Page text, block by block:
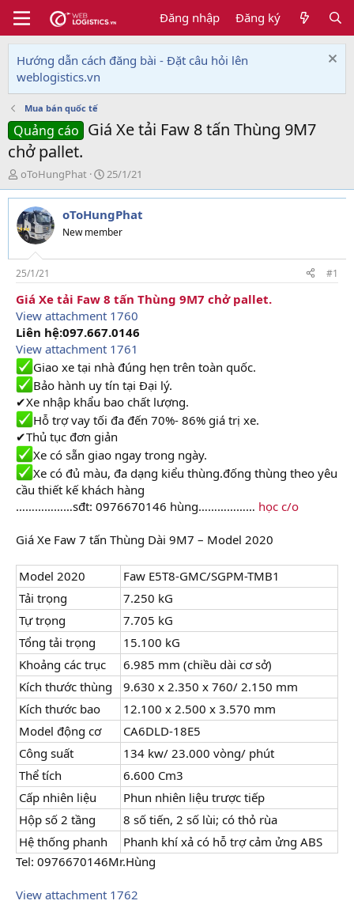
Đăng nhập Đăng ký
Hướng dẫn cách đăng bài - Đặt câu hỏi lên
weblogistics.vn
Mua bán quốc tế
Quảng cáo Giá Xe tải Faw 8 tấn Thùng 9M7
chở pallet.
T
h
r
e
a
d
s
t
a
r
t
e
r
oToHungPhat
N
g
à
y
g
i
25/1/21
oToHungPhat
New member
25/1/21 #1
Giá Xe tải Faw 8 tấn Thùng 9M7 chở pallet.
View attachment 1760
Liên hệ:097.667.0146
View attachment 1761
Giao xe tại nhà đúng hẹn trên toàn quốc.
Bảo hành uy tín tại Đại lý.
✔Xe nhập khẩu bao chất lượng.
Hỗ trợ vay tối đa đến 70%- 86% giá trị xe.
✔Thủ tục đơn giản
Xe có sẵn giao ngay trong ngày.
Xe có đủ màu, đa dạng kiểu thùng.đống thùng theo yêu
cầu thiết kế khách hàng
………………sđt: 0976670146 hùng……………… học c/o
Giá Xe Faw 7 tấn Thùng Dài 9M7 – Model 2020
Model 2020
Faw E5T8-GMC/SGPM-TMB1
Tải trọng
7.250 kG
Tự trọng
7.705 kG
Tổng tải trọng
15.100 kG
Khoảng các trục
6.985 mm (chiều dài cơ sở)
Kích thước thùng
9.630 x 2.350 x 760/ 2.150 mm
Kích thước bao
12.100 x 2.500 x 3.570 mm
Model động cơ
CA6DLD-18E5
Công suất
134 kw/ 23.000 vòng/ phút
Thể tích
6.600 Cm3
Cấp nhiên liệu
Phun nhiên liệu trược tiếp
Hộp số 2 tầng
8 số tiến, 2 số lùi; có thỏ rùa
Hệ thống phanh
Phanh khí xả có hỗ trợ cảm ửng ABS
Tel: 0976670146Mr.Hùng
View attachment 1762